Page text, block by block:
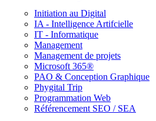
Initiation au Digital
IA - Intelligence Artifcielle
IT - Informatique
Management
Management de projets
Microsoft 365®
PAO & Conception Graphique
Phygital Trip
Programmation Web
Référencement SEO / SEA